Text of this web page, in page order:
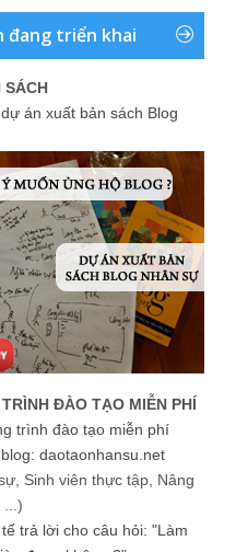
đang triển khai
SÁCH
án xuất bản sách Blog
ĐÀO TẠO MIỄN PHÍ
trình đào tạo miễn phí
daotaonhansu.net
Sinh viên thực tập, Nâng
...)
trả lời cho câu hỏi: "Làm